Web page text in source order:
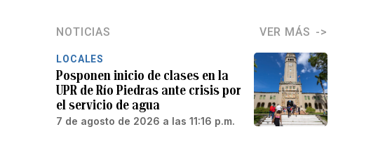
NOTICIAS VER MÁS
LOCALES
Posponen inicio de clases en la
UPR de Río Piedras ante crisis por
el servicio de agua
7 de agosto de 2026 a las 11:16 p.m.